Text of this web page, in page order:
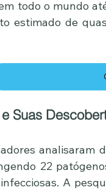
todo o mundo
estimado de
Suas
analisaram
22
A